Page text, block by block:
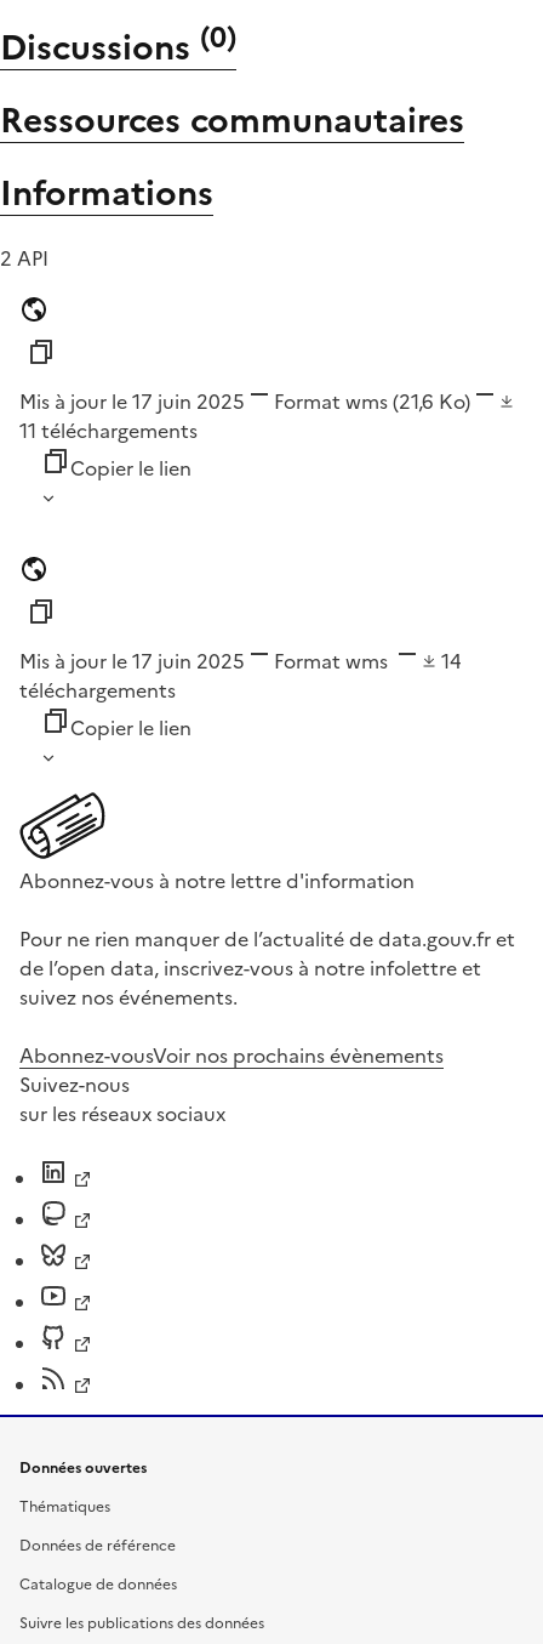
Discussions (0)
Ressources communautaires
Informations
2 API
Mis à jour le 17 juin 2025 Format wms(21,6 Ko)
11 téléchargements
Copier le lien
Mis à jour le 17 juin 2025 Format wms
14
téléchargements
Copier le lien
Abonnez-vous à notre lettre d'information
Pour ne rien manquer de l’actualité de data.gouv.fr et
de l’open data, inscrivez-vous à notre infolettre et
suivez nos événements.
Abonnez-vousVoir nos prochains évènements
Suivez-nous
sur les réseaux sociaux
Données ouvertes
Thématiques
Données de référence
Catalogue de données
Suivre les publications des données